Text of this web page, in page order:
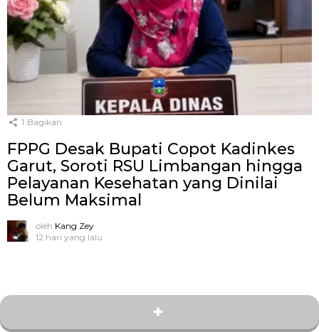
1 Bagikan
FPPG Desak Bupati Copot Kadinkes
Garut, Soroti RSU Limbangan hingga
Pelayanan Kesehatan yang Dinilai
Belum Maksimal
oleh Kang Zey
12 hari yang lalu